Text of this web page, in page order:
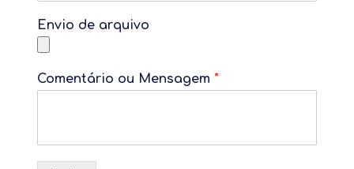
Envio de arquivo
Comentário ou Mensagem *